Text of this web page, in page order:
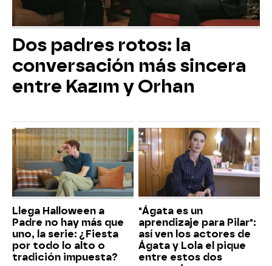
Dos padres rotos: la
conversación más sincera
entre Kazım y Orhan
Llega Halloween a
Padre no hay más que
uno, la serie: ¿Fiesta
por todo lo alto o
tradición impuesta?
"Ágata es un
aprendizaje para Pilar":
así ven los actores de
Ágata y Lola el pique
entre estos dos